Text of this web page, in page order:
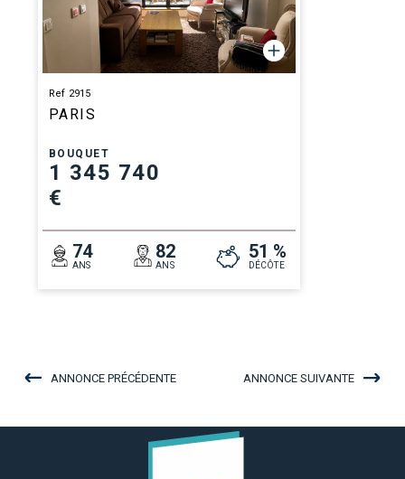
Ref 2915
PARIS
BOUQUET
1 345 740
€
74
ANS
82
ANS
51 %
DÉCÔTE
ANNONCE PRÉCÉDENTE ANNONCE SUIVANTE